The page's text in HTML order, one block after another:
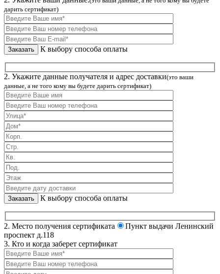
дарить сертификат)
К выбору способа оплаты
2. Укажите данные получателя и адрес доставки(это ваши
данные, а не того кому вы будете дарить сертификат)
К выбору способа оплаты
2. Место получения сертификата
Пункт выдачи Ленинский
проспект д.118
3. Кто и когда заберет сертификат